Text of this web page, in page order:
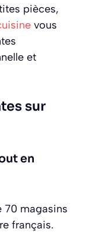
pièces,
vous
et
sur
en
70 magasins
français.